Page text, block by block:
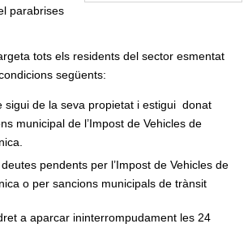
parabrises
tots els residents del sector esmentat
següents:
sigui de la seva propietat i estigui donat
municipal de l’Impost de Vehicles de
pendents per l’Impost de Vehicles de
o per sancions municipals de trànsit
a aparcar ininterrompudament les 24